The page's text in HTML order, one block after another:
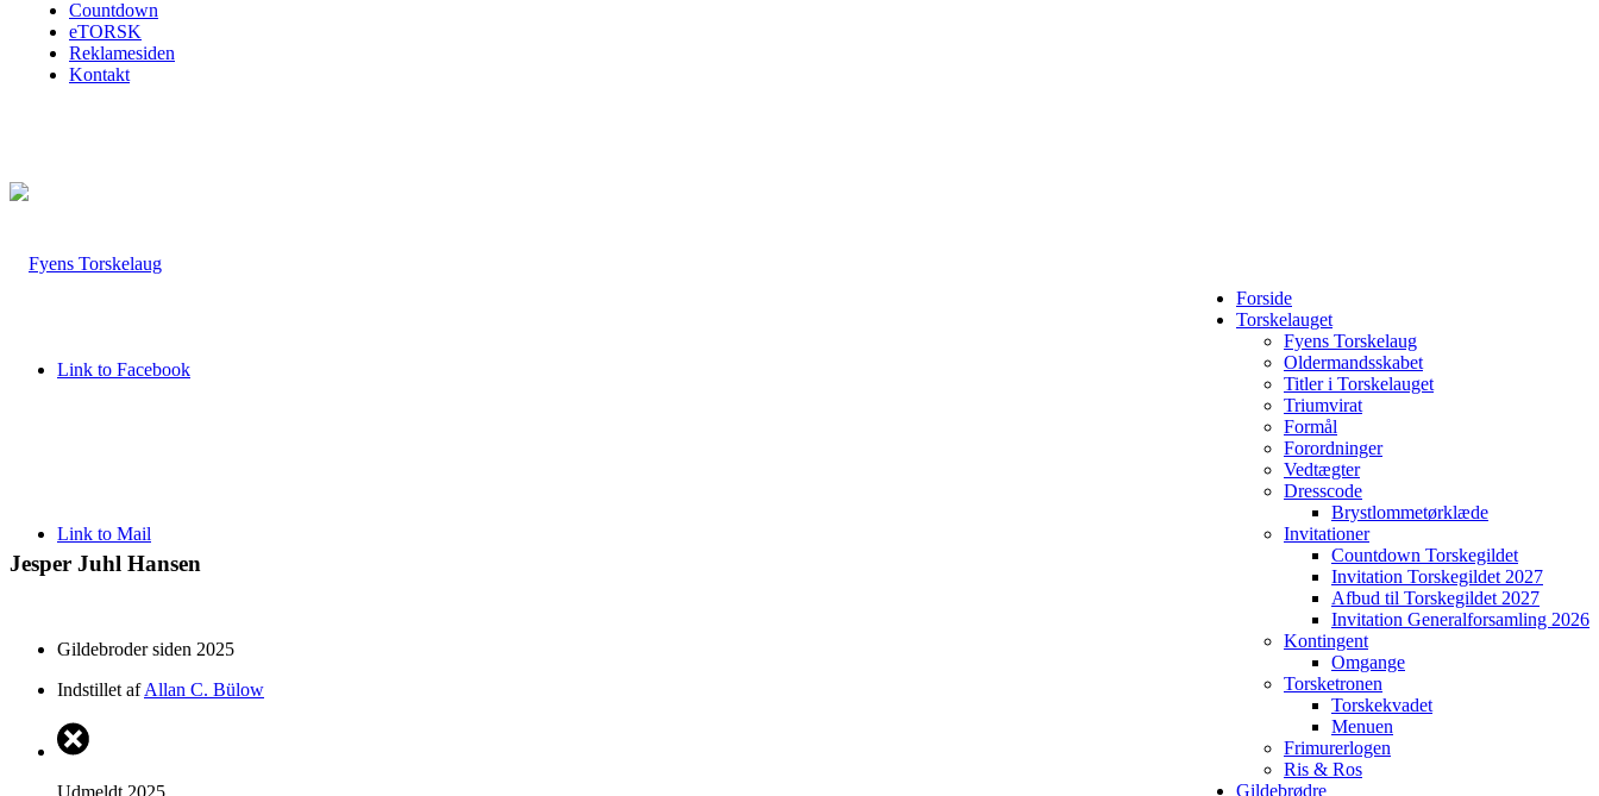
Countdown
eTORSK
Reklamesiden
Kontakt
Link to Facebook
Link to Mail
Forside
Torskelauget
Fyens Torskelaug
Oldermandsskabet
Titler i Torskelauget
Triumvirat
Formål
Forordninger
Vedtægter
Dresscode
Brystlommetørklæde
Invitationer
Countdown Torskegildet
Invitation Torskegildet 2027
Afbud til Torskegildet 2027
Invitation Generalforsamling 2026
Kontingent
Omgange
Torsketronen
Torskekvadet
Menuen
Frimurerlogen
Ris & Ros
Gildebrødre
Jesper Juhl Hansen
Gildebroder siden 2025
Indstillet afAllan C. Bülow